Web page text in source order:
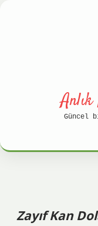
Güncel
Zayıf Kan